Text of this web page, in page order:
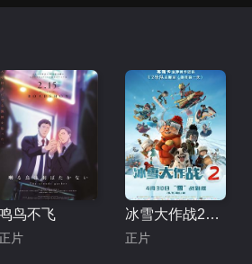
鸟不飞
正片
冰雪大作战2（原声版）
正片